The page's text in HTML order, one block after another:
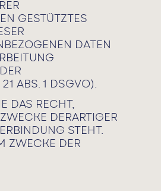
GESTÜTZTES
DATEN
ABS. 1 DSGVO).
DAS RECHT,
DERARTIGER
STEHT.
ZWECKE DER